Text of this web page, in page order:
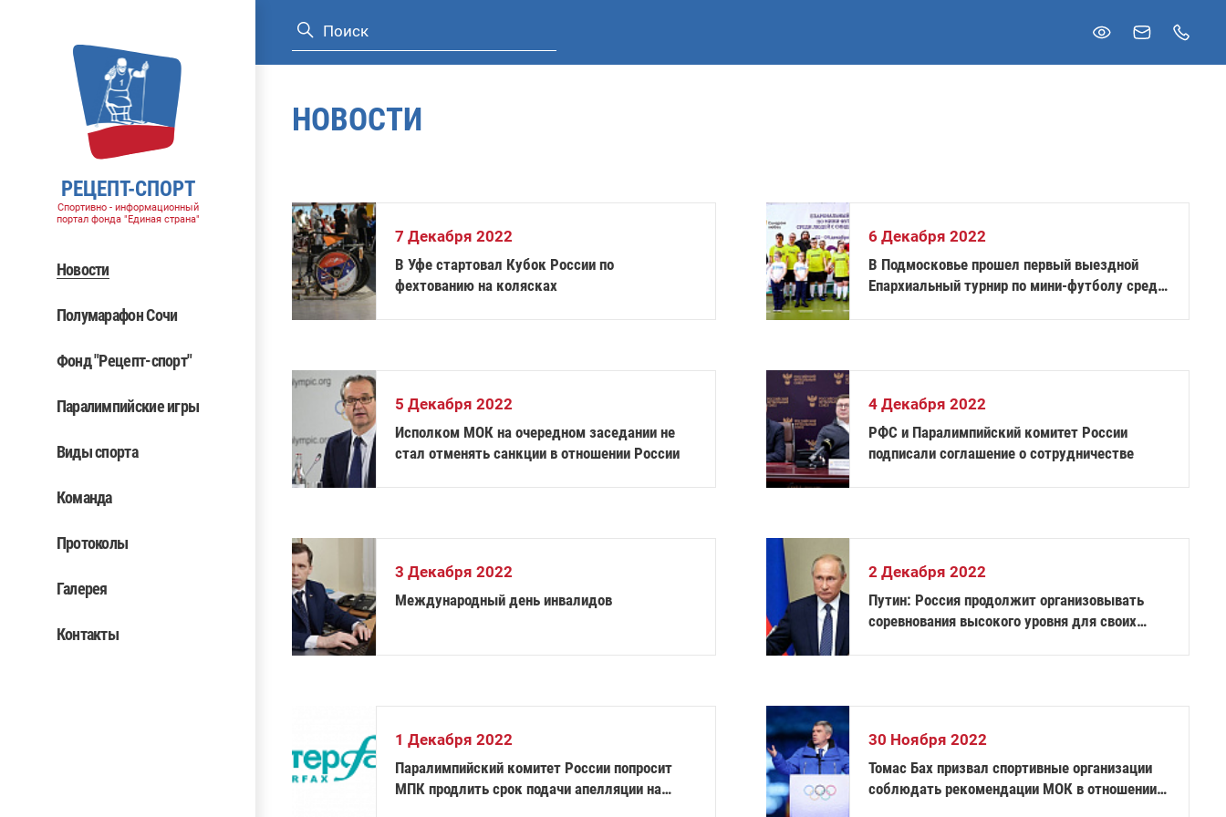
РЕЦЕПТ-СПОРТ
Спортивно - информационный
портал фонда "Единая страна"
Новости
Полумарафон Сочи
Фонд "Рецепт-спорт"
Паралимпийские игры
Виды спорта
Команда
Протоколы
Галерея
Контакты
НОВОСТИ
7 Декабря 2022
В Уфе стартовал Кубок России по
фехтованию на колясках
6 Декабря 2022
В Подмосковье прошел первый выездной
Епархиальный турнир по мини-футболу среди
5 Декабря 2022
Исполком МОК на очередном заседании не
стал отменять санкции в отношении России
4 Декабря 2022
РФС и Паралимпийский комитет России
подписали соглашение о сотрудничестве
3 Декабря 2022
Международный день инвалидов
2 Декабря 2022
Путин: Россия продолжит организовывать
соревнования высокого уровня для своих
1 Декабря 2022
Паралимпийский комитет России попросит
МПК продлить срок подачи апелляции на
30 Ноября 2022
Томас Бах призвал спортивные организации
соблюдать рекомендации МОК в отношении